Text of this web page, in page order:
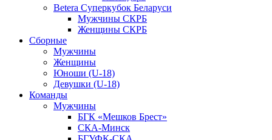
Betera Суперкубок Беларуси
Мужчины СКРБ
Женщины СКРБ
Сборные
Мужчины
Женщины
Юноши (U-18)
Девушки (U-18)
Команды
Мужчины
БГК «Мешков Брест»
СКА-Минск